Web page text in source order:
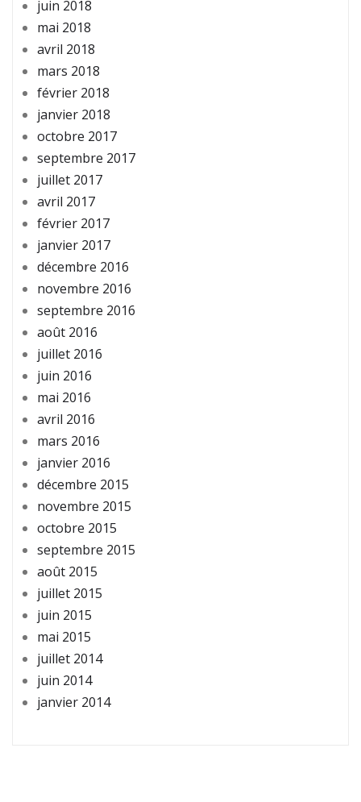
juin 2018
mai 2018
avril 2018
mars 2018
février 2018
janvier 2018
octobre 2017
septembre 2017
juillet 2017
avril 2017
février 2017
janvier 2017
décembre 2016
novembre 2016
septembre 2016
août 2016
juillet 2016
juin 2016
mai 2016
avril 2016
mars 2016
janvier 2016
décembre 2015
novembre 2015
octobre 2015
septembre 2015
août 2015
juillet 2015
juin 2015
mai 2015
juillet 2014
juin 2014
janvier 2014